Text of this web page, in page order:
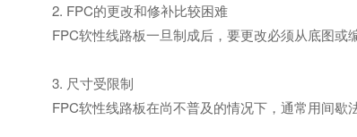
2. FPC的更改和修补比较困难
FPC软性线路板一旦制成后，要更改必须从底图或
3. 尺寸受限制
FPC软性线路板在尚不普及的情况下，通常用间歇